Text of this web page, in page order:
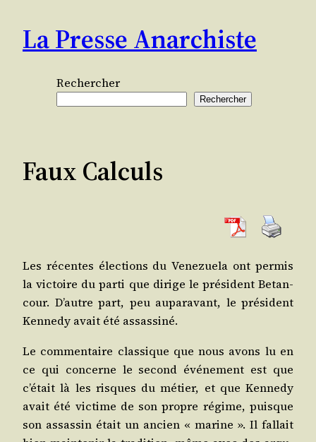
contenu
La Presse Anarchiste
Rechercher
Rechercher
Faux Calculs
Les récentes élec­tions du Vene­zue­la ont per­mis
la vic­toire du par­ti que dirige le pré­sident Betan­
cour. D’autre part, peu aupa­ra­vant, le pré­sident
Ken­ne­dy avait été assassiné.
Le com­men­taire clas­sique que nous avons lu en
ce qui concerne le second évé­ne­ment est que
c’était là les risques du métier, et que Ken­ne­dy
avait été vic­time de son propre régime, puisque
son assas­sin était un ancien « marine ». Il fal­lait